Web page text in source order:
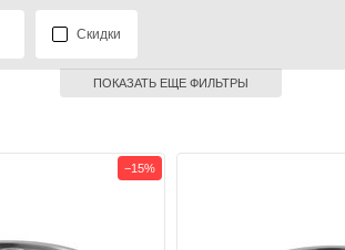
Скидки
ПОКАЗАТЬ ЕЩЕ ФИЛЬТРЫ
−15%